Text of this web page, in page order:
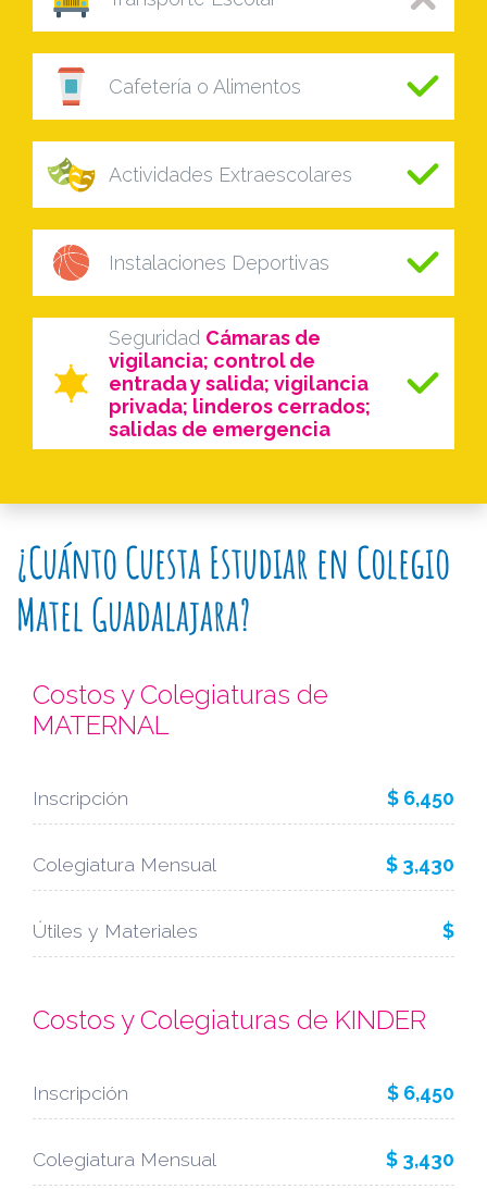
Cafetería o Alimentos
Actividades Extraescolares
Instalaciones Deportivas
Seguridad Cámaras de
vigilancia; control de
entrada y salida; vigilancia
privada; linderos cerrados;
salidas de emergencia
¿Cuánto Cuesta Estudiar en Colegio
Matel Guadalajara?
Costos y Colegiaturas de
MATERNAL
Inscripción $ 6,450
Colegiatura Mensual $ 3,430
Útiles y Materiales $
Costos y Colegiaturas de KINDER
Inscripción $ 6,450
Colegiatura Mensual $ 3,430